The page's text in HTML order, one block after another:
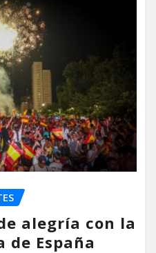
alegría con la
de España